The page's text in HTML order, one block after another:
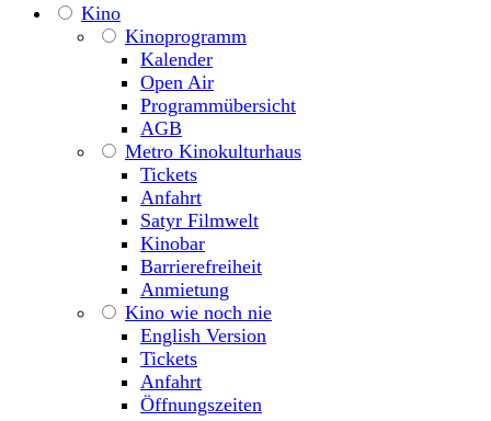
Kino
Kinoprogramm
Kalender
Open Air
Programmübersicht
AGB
Metro Kinokulturhaus
Tickets
Anfahrt
Satyr Filmwelt
Kinobar
Barrierefreiheit
Anmietung
Kino wie noch nie
English Version
Tickets
Anfahrt
Öffnungszeiten